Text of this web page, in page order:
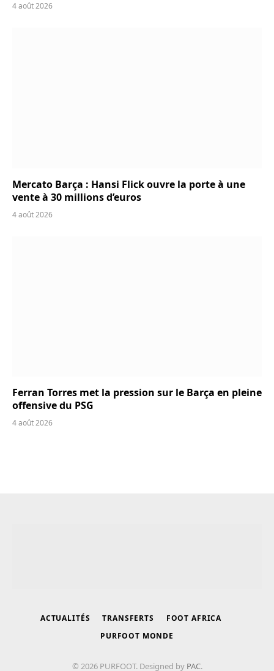
4 août 2026
Mercato Barça : Hansi Flick ouvre la porte à une
vente à 30 millions d’euros
4 août 2026
Ferran Torres met la pression sur le Barça en pleine
offensive du PSG
4 août 2026
ACTUALITÉS TRANSFERTS
FOOT AFRICA
PURFOOT MONDE
© 2026 PURFOOT. Designed by PAC.